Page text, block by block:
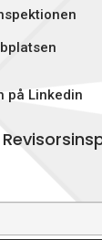
på Linkedin